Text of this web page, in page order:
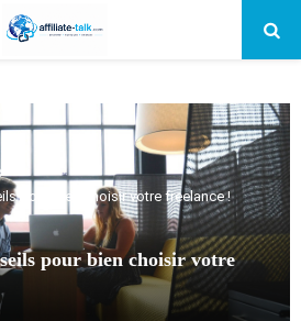
pour bien choisir votre freelance !
pour bien choisir votre